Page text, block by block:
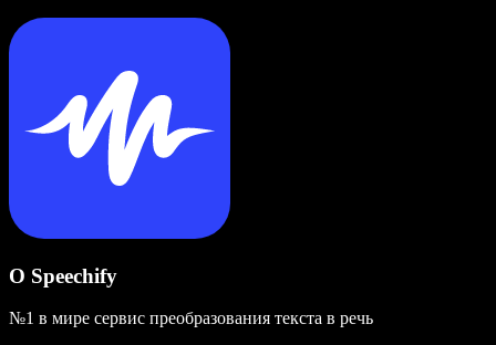
О Speechify
№1 в мире сервис преобразования текста в речь